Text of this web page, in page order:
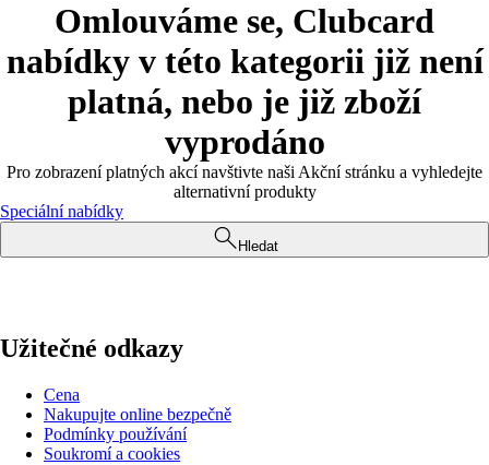
Omlouváme se, Clubcard
nabídky v této kategorii již není
platná, nebo je již zboží
vyprodáno
Pro zobrazení platných akcí navštivte naši Akční stránku a vyhledejte
alternativní produkty
Speciální nabídky
Hledat
Užitečné odkazy
Cena
Nakupujte online bezpečně
Podmínky používání
Soukromí a cookies